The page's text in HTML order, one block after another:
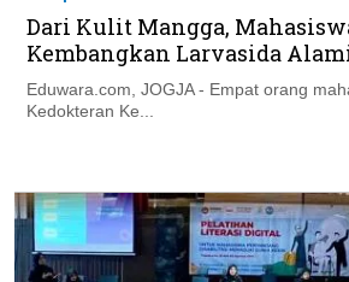
Dari Kulit Mangga,
Kembangkan Larvasida
Eduwara.com, JOGJA - Empat orang
Kedokteran Ke...